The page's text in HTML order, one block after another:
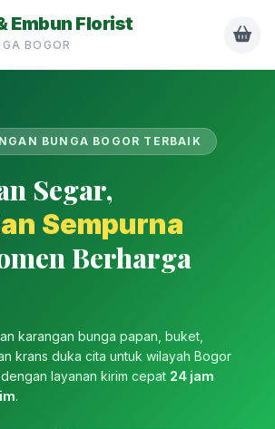
Embun Florist
BOGOR
BUNGA BOGOR TERBAIK
Segar,
Sempurna
Berharga
karangan bunga papan, buket,
krans duka cita untuk wilayah Bogor
layanan kirim cepat 24 jam
.